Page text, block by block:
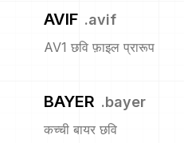
AVIF .avif
AV1 छवि फ़ाइल प्रारूप
BAYER .bayer
कच्ची बायर छवि